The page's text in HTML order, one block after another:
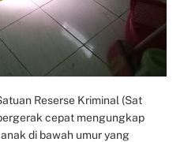
Reserse Kriminal (Sat
cepat mengungkap
di bawah umur yang